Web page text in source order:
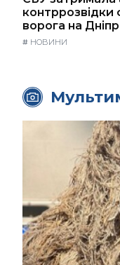
контррозвідки
ворога на
# НОВИНИ